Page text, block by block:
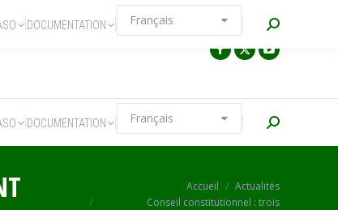
DOCUMENTATION Recherche
Accueil
Actualités
Conseil constitutionnel : trois
DOCUMENTATION Recherche